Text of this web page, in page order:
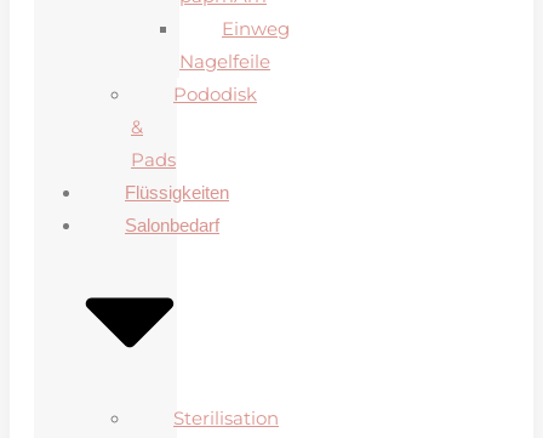
Einweg
Nagelfeile
Pododisk
&
Pads
Flüssigkeiten
Salonbedarf
Sterilisation